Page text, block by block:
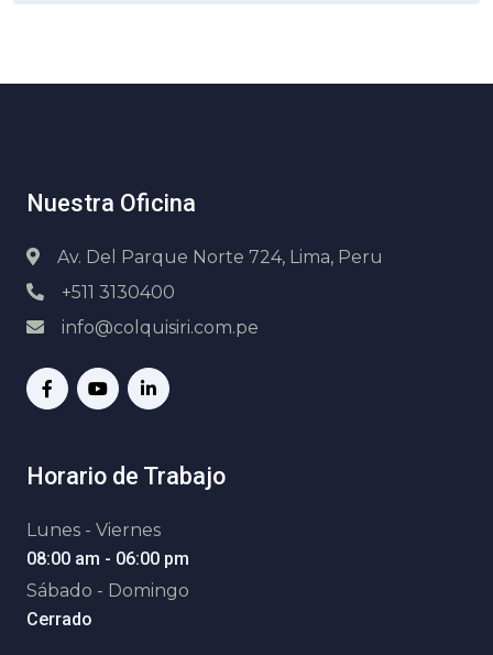
Nuestra Oficina
Av. Del Parque Norte 724, Lima, Peru
+511 3130400
info@colquisiri.com.pe
Horario de Trabajo
Lunes - Viernes
08:00 am - 06:00 pm
Sábado - Domingo
Cerrado